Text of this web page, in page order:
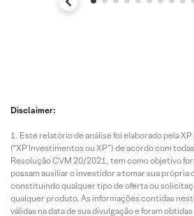
Disclaimer:
Este relatório de análise foi elaborado pela
(“XP Investimentos ou XP”) de acordo com
Resolução CVM 20/2021, tem como objetivo
possam auxiliar o investidor a tomar sua
constituindo qualquer tipo de oferta ou
qualquer produto. As informações contidas
válidas na data de sua divulgação e foram